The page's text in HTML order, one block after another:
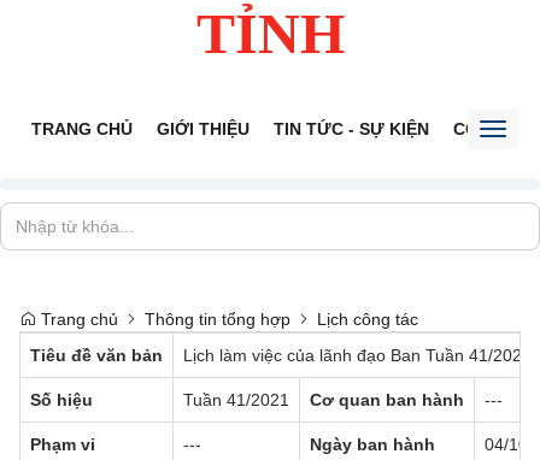
TỈNH
TRANG CHỦ GIỚI THIỆU TIN TỨC - SỰ KIỆN CỔNG
Trang chủ Thông tin tổng hợp
Lịch công tác
Tiêu đề văn bản
Lịch làm việc của lãnh đạo Ban Tuần 41/2021
Số hiệu Tuần 41/2021 Cơ quan ban hành ---
Phạm vi --- Ngày ban hành 04/10/